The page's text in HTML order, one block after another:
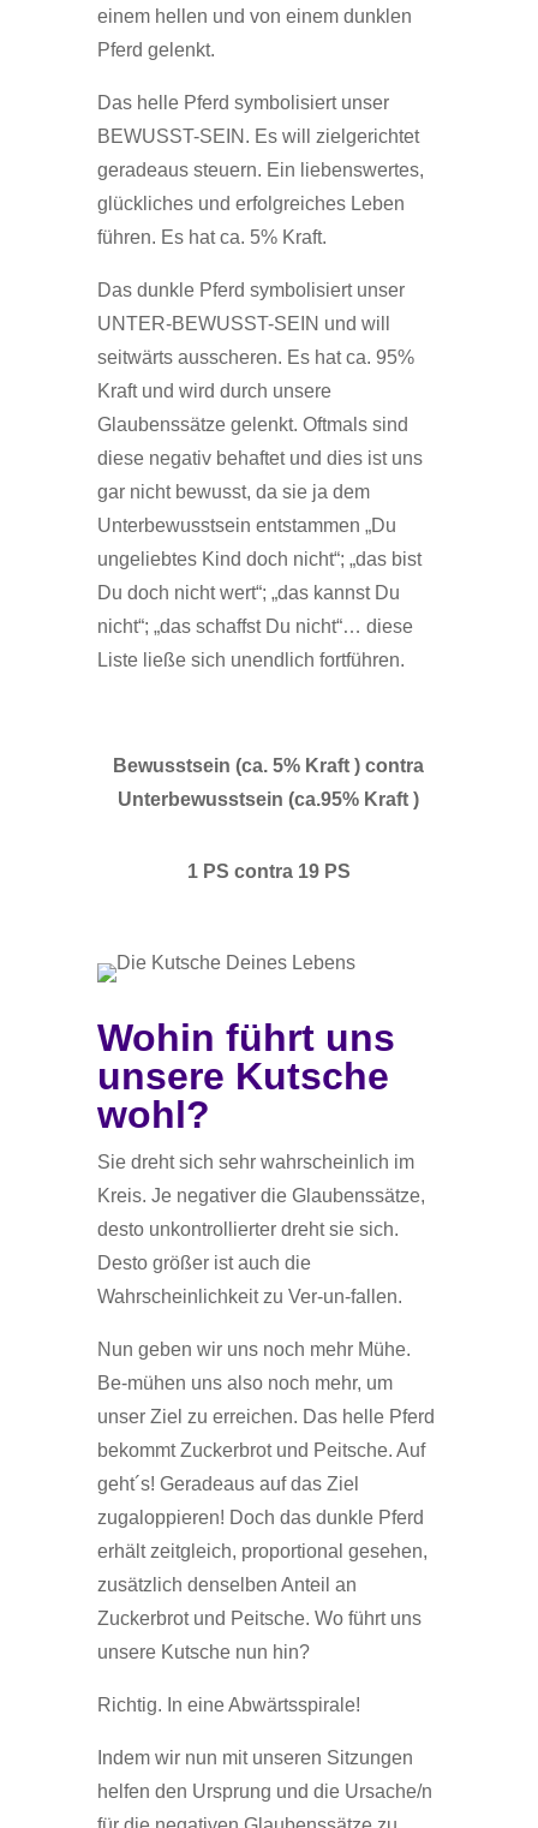
einem hellen und von einem dunklen
Pferd gelenkt.
Das helle Pferd symbolisiert unser
BEWUSST-SEIN. Es will zielgerichtet
geradeaus steuern. Ein liebenswertes,
glückliches und erfolgreiches Leben
führen. Es hat ca. 5% Kraft.
Das dunkle Pferd symbolisiert unser
UNTER-BEWUSST-SEIN und will
seitwärts ausscheren. Es hat ca. 95%
Kraft und wird durch unsere
Glaubenssätze gelenkt. Oftmals sind
diese negativ behaftet und dies ist uns
gar nicht bewusst, da sie ja dem
Unterbewusstsein entstammen „Du
ungeliebtes Kind doch nicht“; „das bist
Du doch nicht wert“; „das kannst Du
nicht“; „das schaffst Du nicht“… diese
Liste ließe sich unendlich fortführen.
Bewusstsein (ca. 5% Kraft ) contra
Unterbewusstsein (ca.95% Kraft )
1 PS contra 19 PS
Wohin führt uns
unsere Kutsche
wohl?
Sie dreht sich sehr wahrscheinlich im
Kreis. Je negativer die Glaubenssätze,
desto unkontrollierter dreht sie sich.
Desto größer ist auch die
Wahrscheinlichkeit zu Ver-un-fallen.
Nun geben wir uns noch mehr Mühe.
Be-mühen uns also noch mehr, um
unser Ziel zu erreichen. Das helle Pferd
bekommt Zuckerbrot und Peitsche. Auf
geht´s! Geradeaus auf das Ziel
zugaloppieren! Doch das dunkle Pferd
erhält zeitgleich, proportional gesehen,
zusätzlich denselben Anteil an
Zuckerbrot und Peitsche. Wo führt uns
unsere Kutsche nun hin?
Richtig. In eine Abwärtsspirale!
Indem wir nun mit unseren Sitzungen
helfen den Ursprung und die Ursache/n